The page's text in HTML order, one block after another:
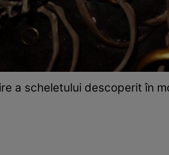
a scheletului descoperit în